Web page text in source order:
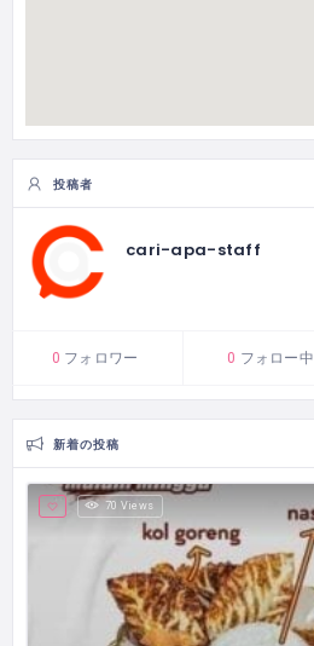
投稿者
cari-apa-staff
0 フォロワー 0 フォロー中
新着の投稿
70 Views